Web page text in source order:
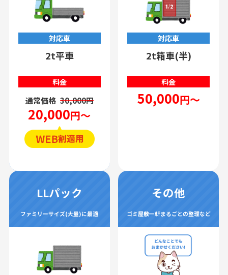
対応車
2t平車
料金
通常価格 30,000円
20,000円～
対応車
2t箱車(半)
料金
50,000円～
LLパック
ファミリーサイズ(大量)に最適
その他
ゴミ屋敷一軒まるごとの整理など